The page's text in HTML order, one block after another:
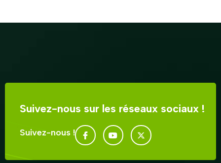
Suivez-nous sur les réseaux sociaux !
Suivez-nous !